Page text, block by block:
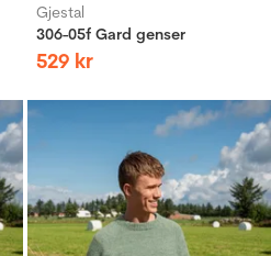
Gjestal
306-05f Gard genser
529 kr